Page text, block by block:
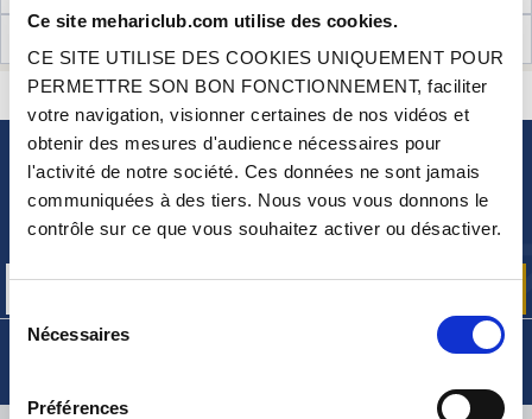
Ce site mehariclub.com utilise des cookies.
CE SITE UTILISE DES COOKIES UNIQUEMENT POUR
PERMETTRE SON BON FONCTIONNEMENT, faciliter
votre navigation, visionner certaines de nos vidéos et
obtenir des mesures d'audience nécessaires pour
l'activité de notre société. Ces données ne sont jamais
communiquées à des tiers. Nous vous vous donnons le
contrôle sur ce que vous souhaitez activer ou désactiver.
Sélection
Nécessaires
Préférences
UNE QUESTION ? BESOIN D 'AIDE ? CONTACTEZ-NOUS
NEWSLETTER
Inscrivez-vous pour recevoir gratuitement
nos offres promos et actualités produits